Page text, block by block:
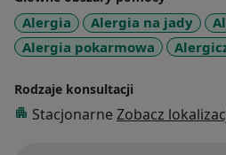
Alergia Alergia na jady
Alergia pokarmowa
Rodzaje konsultacji
Stacjonarne Zobacz